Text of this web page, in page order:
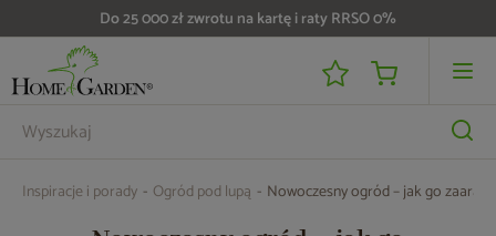
Do 25 000 zł zwrotu na kartę i raty RRSO 0%
Inspiracje i porady Ogród pod lupą Nowoczesny ogród – jak go